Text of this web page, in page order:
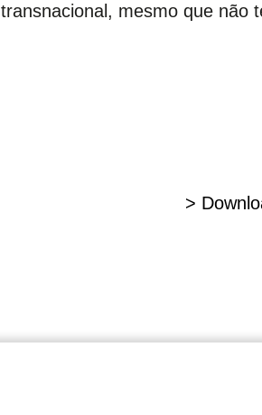
transnacional, mesmo que não
>